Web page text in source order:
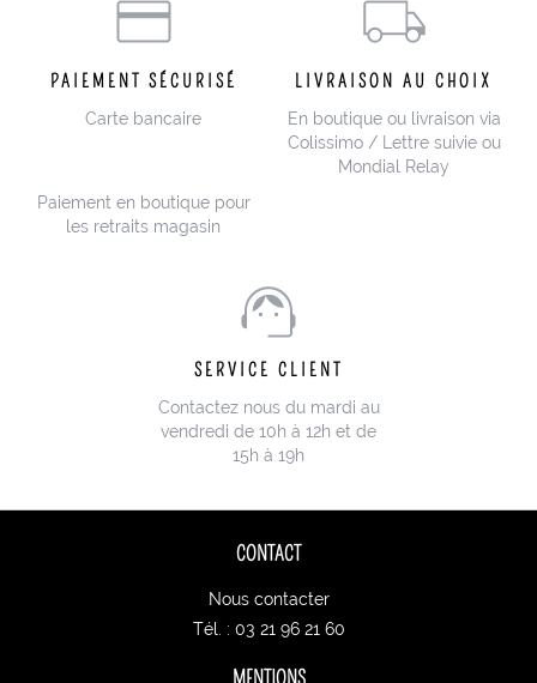
PAIEMENT SÉCURISÉ
Carte bancaire
Paiement en boutique pour
les retraits magasin
LIVRAISON AU CHOIX
En boutique ou livraison via
Colissimo / Lettre suivie ou
Mondial Relay
SERVICE CLIENT
Contactez nous du mardi au
vendredi de 10h à 12h et de
15h à 19h
CONTACT
Nous contacter
Tél. : 03 21 96 21 60